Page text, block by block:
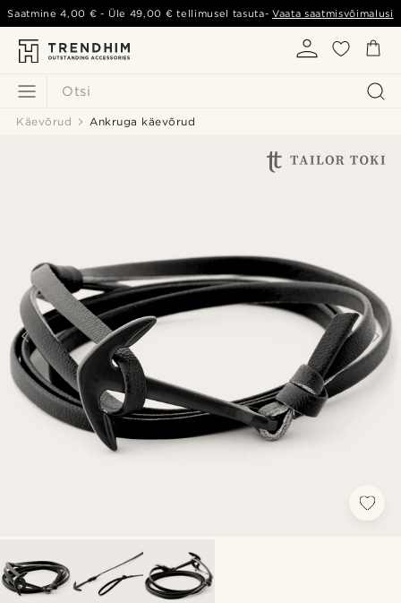
Otsi
Saatmine4,00 € - Üle 49,00 € tellimusel tasuta-Vaata saatmisvõimalusi
Käevõrud Ankruga käevõrud